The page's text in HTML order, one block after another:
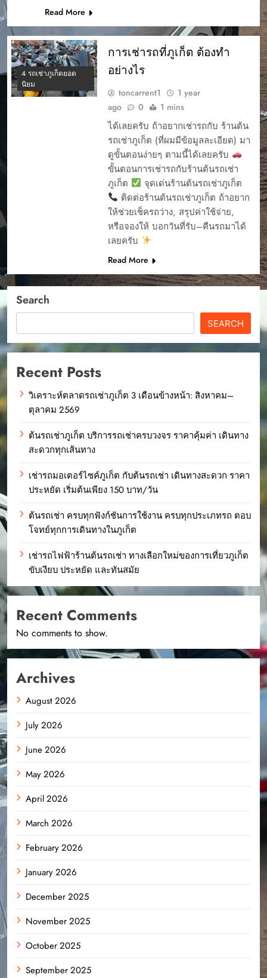
Read More
4 รถเช่าภูเก็ตยอด
นิยม
การเช่ารถที่ภูเก็ต ต้องทำ
อย่างไร
toncarrent1
1 year
ago
0 1 mins
ได้เลยครับ ถ้าอยากเช่ารถกับ ร้านต้น
รถเช่าภูเก็ต (ที่ผมมีข้อมูลละเอียด) มา
ดูขั้นตอนง่ายๆ ตามนี้ได้เลยครับ
ขั้นตอนการเช่ารถกับร้านต้นรถเช่า
ภูเก็ต
จุดเด่นร้านต้นรถเช่าภูเก็ต
ติดต่อร้านต้นรถเช่าภูเก็ต ถ้าอยาก
ให้ช่วยเช็ครถว่าง, สรุปค่าใช้จ่าย,
หรือจองให้ บอกวันที่รับ–คืนรถมาได้
เลยครับ
Read More
Search
SEARCH
Recent Posts
วิเคราะห์ตลาดรถเช่าภูเก็ต 3 เดือนข้างหน้า: สิงหาคม–
ตุลาคม 2569
ต้นรถเช่าภูเก็ต บริการรถเช่าครบวงจร ราคาคุ้มค่า เดินทาง
สะดวกทุกเส้นทาง
เช่ารถมอเตอร์ไซค์ภูเก็ต กับต้นรถเช่า เดินทางสะดวก ราคา
ประหยัด เริ่มต้นเพียง 150 บาท/วัน
ต้นรถเช่า ครบทุกฟังก์ชันการใช้งาน ครบทุกประเภทรถ ตอบ
โจทย์ทุกการเดินทางในภูเก็ต
เช่ารถไฟฟ้าร้านต้นรถเช่า ทางเลือกใหม่ของการเที่ยวภูเก็ต
ขับเงียบ ประหยัด และทันสมัย
Recent Comments
No comments to show.
Archives
August 2026
July 2026
June 2026
May 2026
April 2026
March 2026
February 2026
January 2026
December 2025
November 2025
October 2025
September 2025